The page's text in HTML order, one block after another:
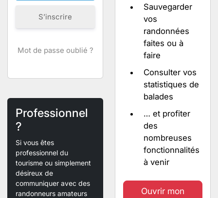
S’inscrire
Mot de passe oublié ?
Professionnel
?
Si vous êtes
professionnel du
tourisme ou simplement
désireux de
communiquer avec des
randonneurs amateurs
Sauvegarder
vos
randonnées
faites ou à
faire
Consulter vos
statistiques de
balades
… et profiter
des
nombreuses
fonctionnalités
à venir
Ouvrir mon